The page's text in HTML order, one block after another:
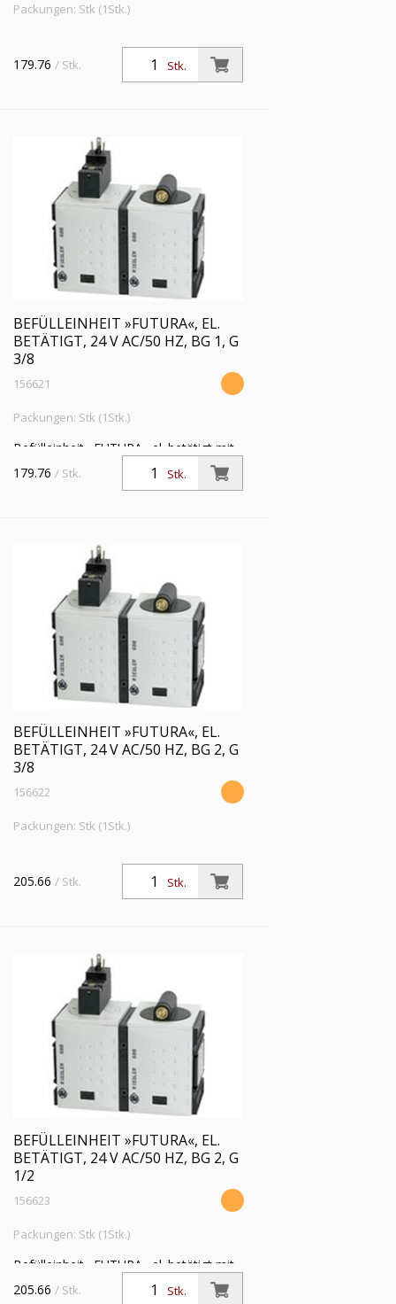
Packungen: Stk (1Stk.)
Stk.
179.76 / Stk.
BEFÜLLEINHEIT »FUTURA«, EL.
BETÄTIGT, 24 V AC/50 HZ, BG 1, G
3/8
156621
Packungen: Stk (1Stk.)
Befülleinheit »FUTURA« el. betätigt mit
Spule 24 V AC, 50 Hz, BG 1, G 3/8,
Abluft G 1/4, PE 2,5 - 10 bar, Temp. -10
Stk.
179.76 / Stk.
BEFÜLLEINHEIT »FUTURA«, EL.
BETÄTIGT, 24 V AC/50 HZ, BG 2, G
3/8
156622
Packungen: Stk (1Stk.)
Stk.
205.66 / Stk.
BEFÜLLEINHEIT »FUTURA«, EL.
BETÄTIGT, 24 V AC/50 HZ, BG 2, G
1/2
156623
Packungen: Stk (1Stk.)
Befülleinheit »FUTURA« el. betätigt mit
Spule 24 V AC, 50 Hz, BG 2, G 1/2,
Abluft G 1/2, PE 2,5 - 10 bar, Temp. -10
Stk.
205.66 / Stk.